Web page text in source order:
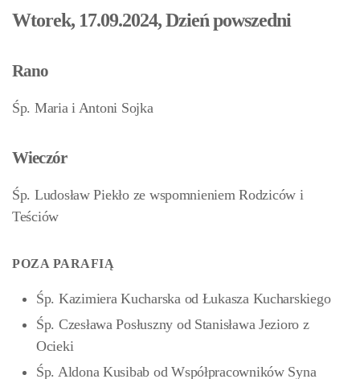
Wtorek, 17.09.2024, Dzień powszedni
Rano
Śp. Maria i Antoni Sojka
Wieczór
Śp. Ludosław Piekło ze wspomnieniem Rodziców i
Teściów
POZA PARAFIĄ
Śp. Kazimiera Kucharska od Łukasza Kucharskiego
Śp. Czesława Posłuszny od Stanisława Jezioro z
Ocieki
Śp. Aldona Kusibab od Współpracowników Syna